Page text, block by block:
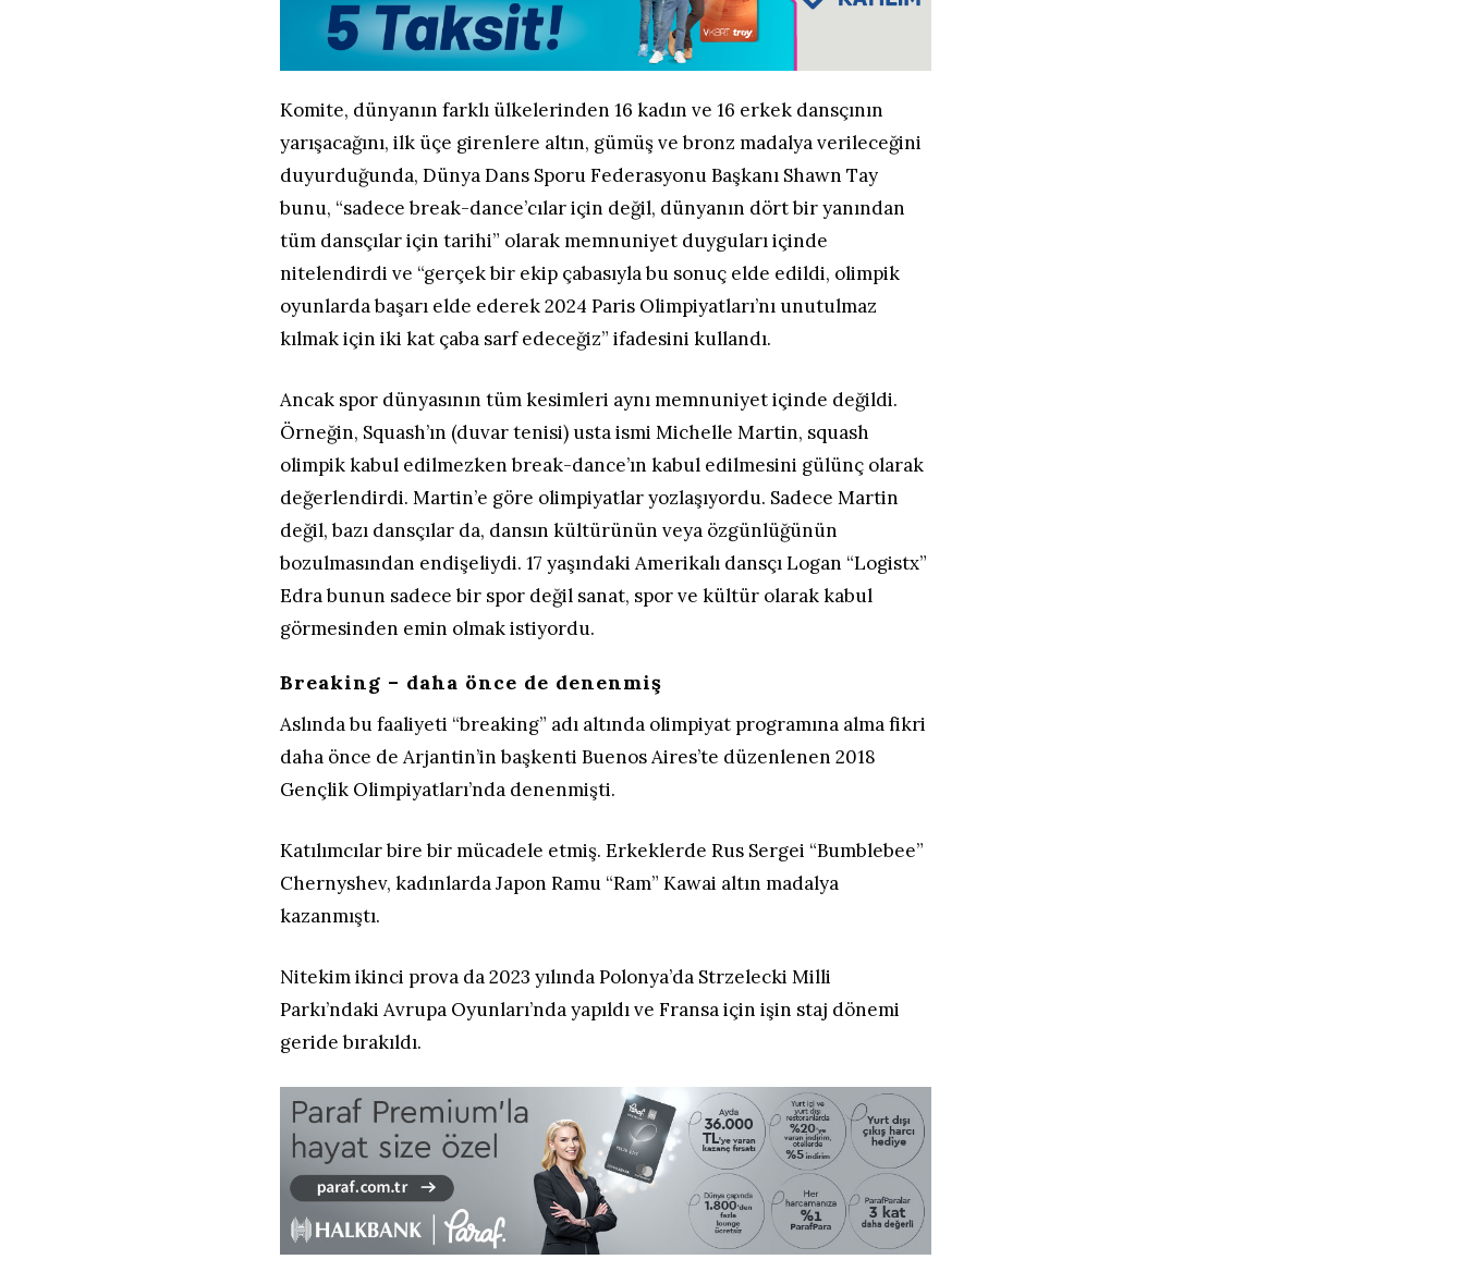
Komite, dünyanın farklı ülkelerinden 16 kadın ve 16 erkek dansçının
yarışacağını, ilk üçe girenlere altın, gümüş ve bronz madalya verileceğini
duyurduğunda, Dünya Dans Sporu Federasyonu Başkanı Shawn Tay
bunu, “sadece break-dance’cılar için değil, dünyanın dört bir yanından
tüm dansçılar için tarihi” olarak memnuniyet duyguları içinde
nitelendirdi ve “gerçek bir ekip çabasıyla bu sonuç elde edildi, olimpik
oyunlarda başarı elde ederek 2024 Paris Olimpiyatları’nı unutulmaz
kılmak için iki kat çaba sarf edeceğiz” ifadesini kullandı.
Ancak spor dünyasının tüm kesimleri aynı memnuniyet içinde değildi.
Örneğin, Squash’ın (duvar tenisi) usta ismi Michelle Martin, squash
olimpik kabul edilmezken break-dance’ın kabul edilmesini gülünç olarak
değerlendirdi. Martin’e göre olimpiyatlar yozlaşıyordu. Sadece Martin
değil, bazı dansçılar da, dansın kültürünün veya özgünlüğünün
bozulmasından endişeliydi. 17 yaşındaki Amerikalı dansçı Logan “Logistx”
Edra bunun sadece bir spor değil sanat, spor ve kültür olarak kabul
görmesinden emin olmak istiyordu.
Breaking – daha önce de denenmiş
Aslında bu faaliyeti “breaking” adı altında olimpiyat programına alma fikri
daha önce de Arjantin’in başkenti Buenos Aires’te düzenlenen 2018
Gençlik Olimpiyatları’nda denenmişti.
Katılımcılar bire bir mücadele etmiş. Erkeklerde Rus Sergei “Bumblebee”
Chernyshev, kadınlarda Japon Ramu “Ram” Kawai altın madalya
kazanmıştı.
Nitekim ikinci prova da 2023 yılında Polonya’da Strzelecki Milli
Parkı’ndaki Avrupa Oyunları’nda yapıldı ve Fransa için işin staj dönemi
geride bırakıldı.